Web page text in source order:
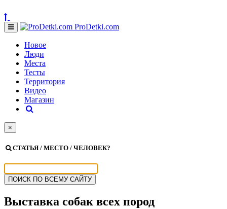
ProDetki.com
Новое
Люди
Места
Тесты
Территория
Видео
Магазин
×
СТАТЬЯ / МЕСТО / ЧЕЛОВЕК?
Выставка собак всех пород